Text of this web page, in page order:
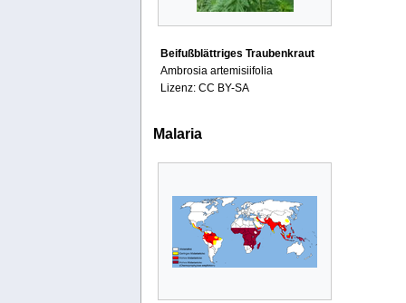
Beifußblättriges Traubenkraut
Ambrosia artemisiifolia
Lizenz: CC BY-SA
Malaria